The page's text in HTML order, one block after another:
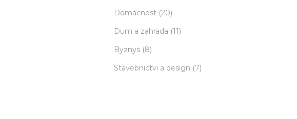
Domácnost (20)
Dum a zahrada (11)
Byznys (8)
Stavebnictvi a design (7)